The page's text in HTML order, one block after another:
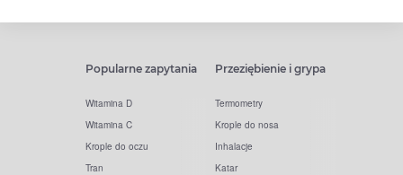
Popularne zapytania
Witamina D
Witamina C
Krople do oczu
Tran
Przeziębienie i grypa
Termometry
Krople do nosa
Inhalacje
Katar